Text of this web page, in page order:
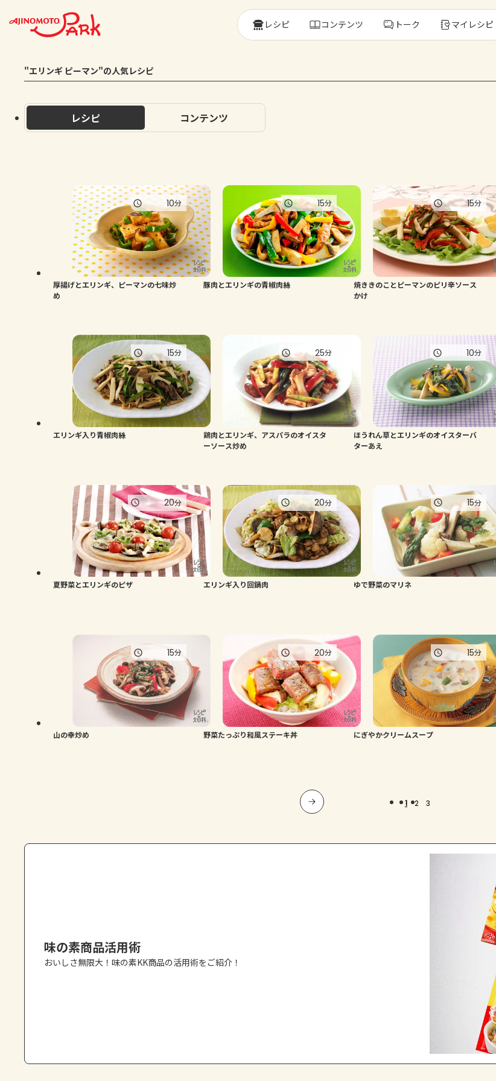
レシピ コンテンツ トーク マイレシピ
"エリンギ ピーマン"の人気レシピ
レシピ コンテンツ
厚揚げとエリンギ、ピーマンの七味炒
め
10分
豚肉とエリンギの青椒肉絲
15分
焼ききのことピーマンのピリ辛ソース
かけ
15分
エリンギ入り青椒肉絲
15分
鶏肉とエリンギ、アスパラのオイスタ
ーソース炒め
25分
ほうれん草とエリンギのオイスターバ
ターあえ
10分
夏野菜とエリンギのピザ
20分
エリンギ入り回鍋肉
20分
ゆで野菜のマリネ
15分
山の幸炒め
15分
野菜たっぷり和風ステーキ丼
20分
にぎやかクリームスープ
15分
1 2 3
味の素商品活用術
おいしさ無限大！味の素KK商品の活用術をご紹介！